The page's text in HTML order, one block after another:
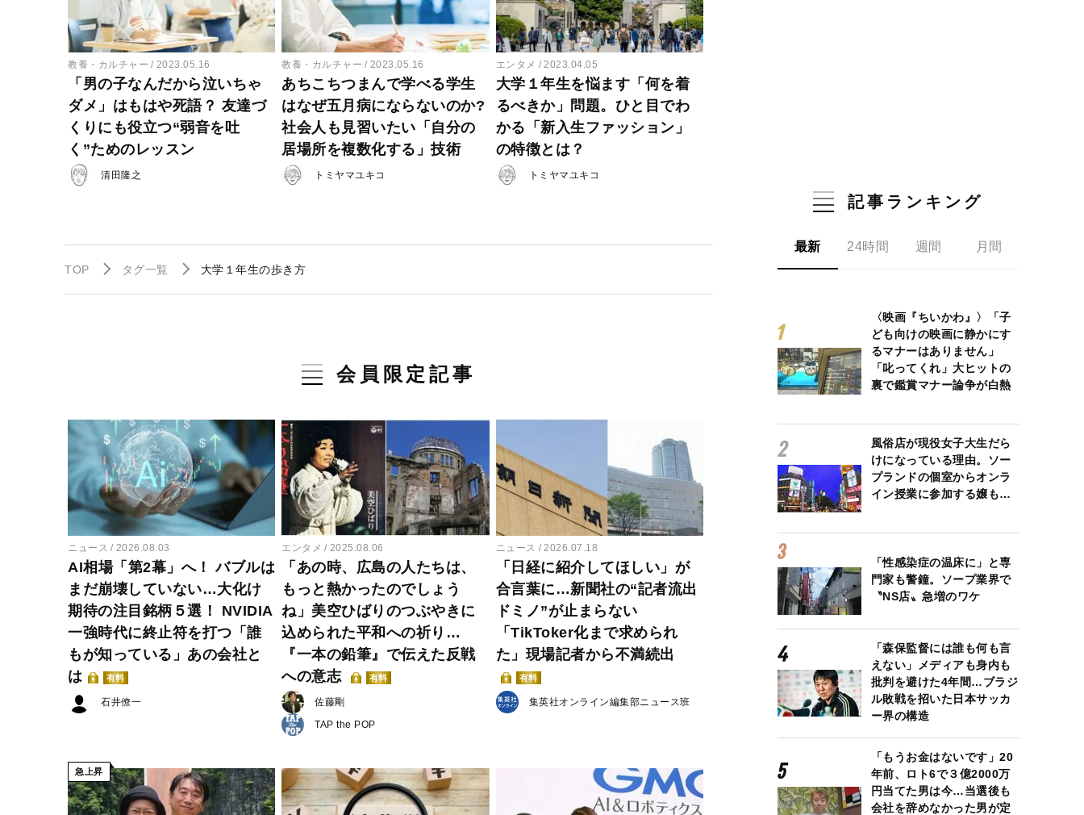
教養・カルチャー 2023.05.16
「男の子なんだから泣いちゃ
ダメ」はもはや死語？ 友達づ
くりにも役立つ“弱音を吐
く”ためのレッスン
清田隆之
教養・カルチャー 2023.05.16
あちこちつまんで学べる学生
はなぜ五月病にならないのか?
社会人も見習いたい「自分の
居場所を複数化する」技術
トミヤマユキコ
エンタメ 2023.04.05
大学１年生を悩ます「何を着
るべきか」問題。ひと目でわ
かる「新入生ファッション」
の特徴とは？
トミヤマユキコ
TOP タグ一覧 大学１年生の歩き方
会員限定記事
ニュース 2026.08.03
AI相場「第2幕」へ！ バブルは
まだ崩壊していない…大化け
期待の注目銘柄５選！ NVIDIA
一強時代に終止符を打つ「誰
もが知っている」あの会社と
は
有料
石井僚一
エンタメ 2025.08.06
「あの時、広島の人たちは、
もっと熱かったのでしょう
ね」美空ひばりのつぶやきに
込められた平和への祈り…
『一本の鉛筆』で伝えた反戦
への意志
有料
佐藤剛
TAP the POP
ニュース 2026.07.18
「日経に紹介してほしい」が
合言葉に…新聞社の“記者流出
ドミノ”が止まらない
「TikToker化まで求められ
た」現場記者から不満続出
有料
集英社オンライン編集部ニュース班
急上昇
記事ランキング
最新 24時間 週間 月間
〈映画『ちいかわ』〉「子
ども向けの映画に静かにす
るマナーはありません」
「叱ってくれ」大ヒットの
裏で鑑賞マナー論争が白熱
風俗店が現役女子大生だら
けになっている理由。ソー
プランドの個室からオンラ
イン授業に参加する嬢も…
「性感染症の温床に」と専
門家も警鐘。ソープ業界で
〝NS店〟急増のワケ
「森保監督には誰も何も言
えない」メディアも身内も
批判を避けた4年間…ブラジ
ル敗戦を招いた日本サッカ
ー界の構造
「もうお金はないです」20
年前、ロト6で３億2000万
円当てた男は今…当選後も
会社を辞めなかった男が定